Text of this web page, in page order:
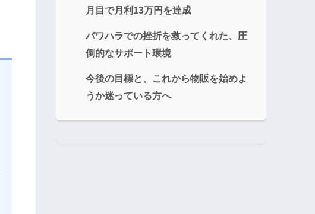
月目で月利13万円を達成
パワハラでの挫折を救ってくれた、圧
倒的なサポート環境
今後の目標と、これから物販を始めよ
うか迷っている方へ